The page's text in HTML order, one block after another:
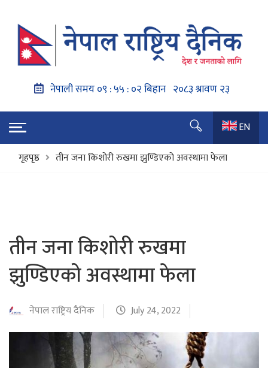
EN
गृहपृष्ठ
तीन जना किशोरी रुखमा झुण्डिएको अवस्थामा फेला
तीन जना किशोरी रुखमा
झुण्डिएको अवस्थामा फेला
नेपाल राष्ट्रिय दैनिक July 24, 2022